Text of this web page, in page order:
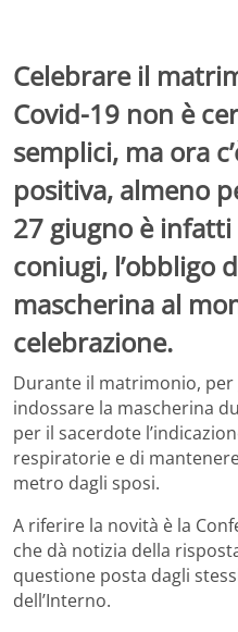
Celebrare il
Covid-19 non è
semplici, ma ora
positiva, almeno
27 giugno è
coniugi, l’obbligo
mascherina al
celebrazione.
Durante il matrimonio, per
indossare la mascherina
per il sacerdote
respiratorie e di
metro dagli sposi.
A riferire la novità è la
che dà notizia della
questione posta dagli
dell’Interno.